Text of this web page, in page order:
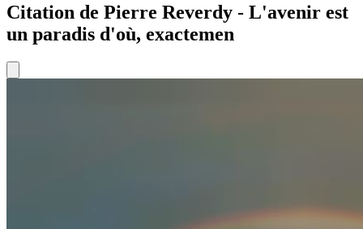
Citation de Pierre Reverdy - L'avenir est
un paradis d'où, exactemen